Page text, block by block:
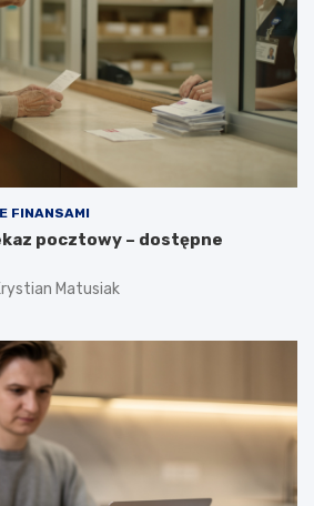
FINANSAMI
pocztowy – dostępne
Matusiak